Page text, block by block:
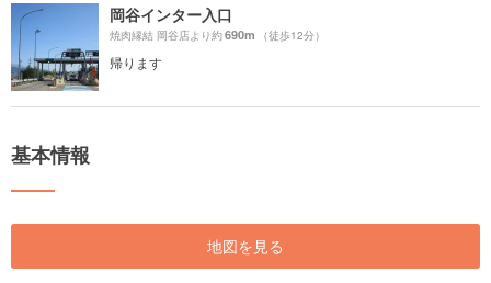
岡谷インター入口
焼肉縁結 岡谷店より約690m （徒歩12分）
帰ります
基本情報
地図を見る